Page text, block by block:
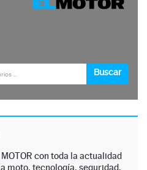
con toda la actualidad
moto, tecnología, seguridad,